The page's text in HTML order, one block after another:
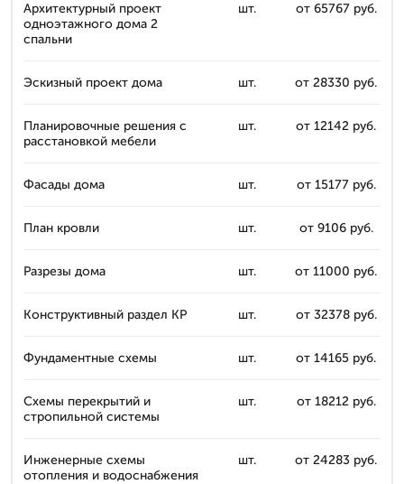
Архитектурный проект
одноэтажного дома 2
спальни
шт. от 65767 руб.
Эскизный проект дома шт. от 28330 руб.
Планировочные решения с
расстановкой мебели
шт. от 12142 руб.
Фасады дома шт. от 15177 руб.
План кровли шт. от 9106 руб.
Разрезы дома шт. от 11000 руб.
Конструктивный раздел КР шт. от 32378 руб.
Фундаментные схемы шт. от 14165 руб.
Схемы перекрытий и
стропильной системы
шт. от 18212 руб.
Инженерные схемы
отопления и водоснабжения
шт. от 24283 руб.